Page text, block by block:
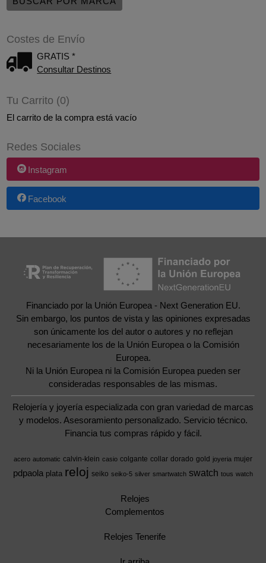
Costes de Envío
GRATIS *
Consultar Destinos
Tu Carrito (0)
El carrito de la compra está vacío
Redes Sociales
Instagram
Facebook
Financiado por la Unión Europea - Next Generation EU.
Sin embargo, los puntos de vista y las opiniones expresadas
son únicamente los del autor o autores y no reflejan
necesariamente los de la Unión Europea o la Comisión
Europea.
Ni la Unión Europea ni la Comisión Europea pueden ser
consideradas responsables de las mismas.
Relojería y joyería especializada con gran variedad de marcas
y modelos. Asesoramiento personalizado. Servicio técnico.
Financia tus compras rápido y fácil.
acero automatic calvin-klein casio colgante collar dorado gold joyeria mujer
pdpaola plata reloj seiko seiko-5 silver smartwatch swatch tous watch
Relojes
Complementos
Relojes Tenerife